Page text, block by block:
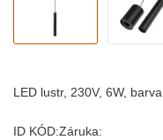
LED lustr, 230V, 6W,
ID KÓD:Záruka: